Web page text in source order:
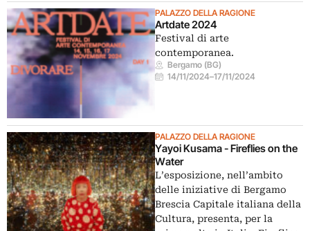
PALAZZO DELLA RAGIONE
Artdate 2024
Festival di arte
contemporanea.
Bergamo (BG)
14/11/2024–17/11/2024
PALAZZO DELLA RAGIONE
Yayoi Kusama - Fireflies on the
Water
L’esposizione, nell’ambito
delle iniziative di Bergamo
Brescia Capitale italiana della
Cultura, presenta, per la